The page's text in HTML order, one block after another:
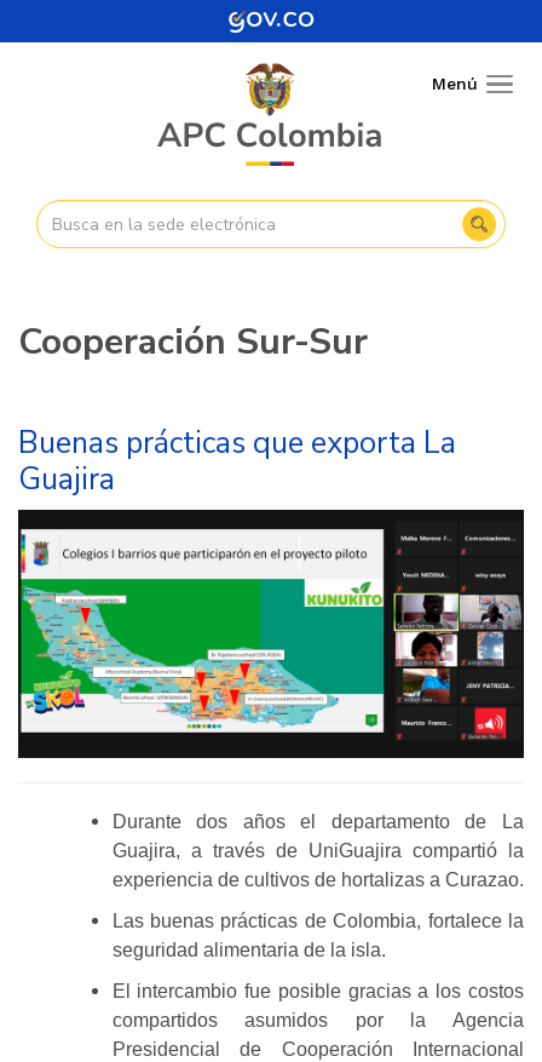
al
Menú
Cooperación Sur-Sur
Buenas prácticas que exporta La
Guajira
Durante dos años el departamento de La
Guajira, a través de UniGuajira compartió la
experiencia de cultivos de hortalizas a Curazao.
Las buenas prácticas de Colombia, fortalece la
seguridad alimentaria de la isla.
El intercambio fue posible gracias a los costos
compartidos asumidos por la Agencia
Presidencial de Cooperación Internacional